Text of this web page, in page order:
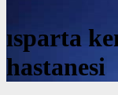
ısparta
hastanesi